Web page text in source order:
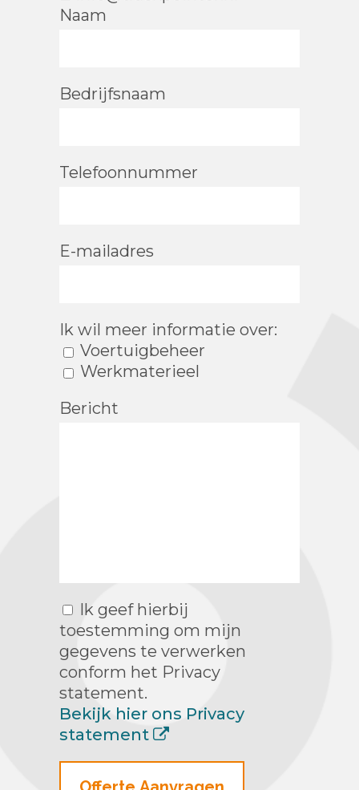
Naam
Bedrijfsnaam
Telefoonnummer
E-mailadres
Ik wil meer informatie over:
Voertuigbeheer
Werkmaterieel
Bericht
Ik geef hierbij
toestemming om mijn
gegevens te verwerken
conform het Privacy
statement.
Bekijk hier ons Privacy
statement